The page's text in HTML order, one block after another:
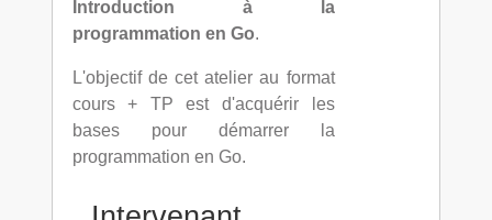
Introduction à la
programmation en Go.
L'objectif de cet atelier au format
cours + TP est d'acquérir les
bases pour démarrer la
programmation en Go.